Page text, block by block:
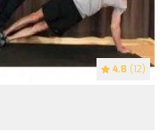
4.8 (12)